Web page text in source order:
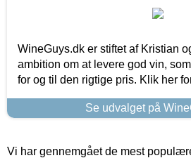
WineGuys.dk er stiftet af Kristian
ambition om at levere god vin,
for og til den rigtige pris. Klik her
Se udvalget på
Vi har gennemgået de mest